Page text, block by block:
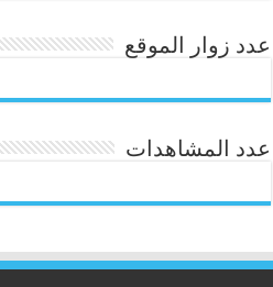
عدد زوار الموقع
عدد المشاهدات